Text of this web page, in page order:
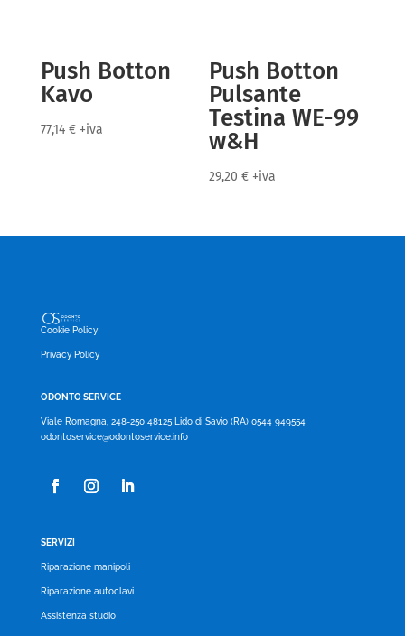
Push Botton
Kavo
77,14 € +iva
Push Botton
Pulsante
Testina WE-99
w&H
29,20€ +iva
Cookie Policy
Privacy Policy
ODONTO SERVICE
Viale Romagna, 248-250 48125 Lido di Savio (RA) 0544 949554
odontoservice@odontoservice.info
SERVIZI
Riparazione manipoli
Riparazione autoclavi
Assistenza studio